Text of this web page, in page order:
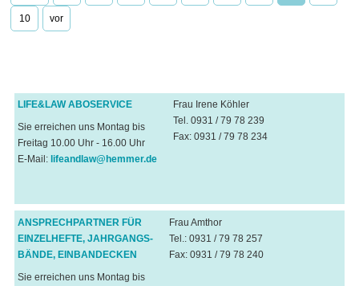
10 vor
LIFE&LAW ABOSERVICE
Sie erreichen uns Montag bis
Freitag 10.00 Uhr - 16.00 Uhr
E-Mail: lifeandlaw@hemmer.de
Frau Irene Köhler
Tel. 0931 / 79 78 239
Fax: 0931 / 79 78 234
ANSPRECHPARTNER FÜR
EINZELHEFTE, JAHRGANGS-
BÄNDE, EINBANDECKEN
Sie erreichen uns Montag bis
Frau Amthor
Tel.: 0931 / 79 78 257
Fax: 0931 / 79 78 240